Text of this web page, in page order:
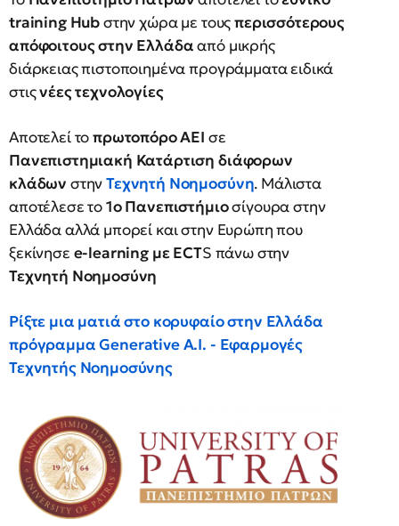
training Hubστην χώρα με τουςπερισσότερους
απόφοιτους στην Ελλάδααπό μικρής
διάρκειας πιστοποιημένα προγράμματα ειδικά
στιςνέες τεχνολογίες
Αποτελεί τοπρωτοπόρο ΑΕΙ σε
Πανεπιστημιακή Κατάρτιση διάφορων
κλάδων στηνΤεχνητή Νοημοσύνη. Μάλιστα
αποτέλεσε το1ο Πανεπιστήμιοσίγουρα στην
Ελλάδα αλλά μπορεί και στην Ευρώπη που
ξεκίνησε e-learning με ECTS πάνω στην
Τεχνητή Νοημοσύνη
Ρίξτε μια ματιά στο κορυφαίο στην Ελλάδα
πρόγραμμα Generative A.I. - Εφαρμογές
Τεχνητής Νοημοσύνης